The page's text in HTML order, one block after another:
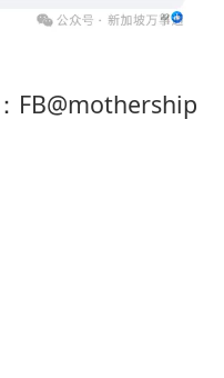
FB@mothership